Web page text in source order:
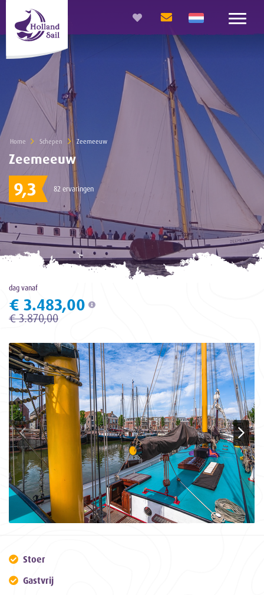
Home Schepen Current:
Zeemeeuw
Zeemeeuw
9,3 82 ervaringen
dag vanaf
€ 3.483,00
€ 3.870,00
Stoer
Gastvrij